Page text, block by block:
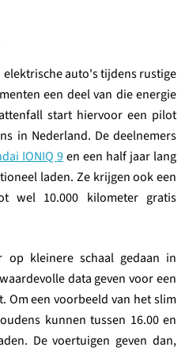
elektrische auto's tijdens rustige
een deel van die energie
start hiervoor een pilot
in Nederland. De deelnemers
IONIQ 9en een half jaar lang
laden. Ze krijgen ook een
wel 10.000 kilometer gratis
op kleinere schaal gedaan in
data geven voor een
een voorbeeld van het slim
kunnen tussen 16.00 en
De voertuigen geven dan,